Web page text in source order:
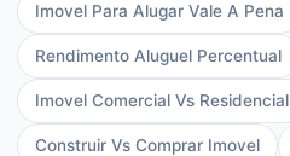
Imovel Para Alugar Vale A Pena
Rendimento Aluguel Percentual
Imovel Comercial Vs Residencial
Construir Vs Comprar Imovel